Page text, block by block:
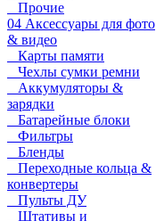
Прочие
04 Аксессуары для фото
& видео
Карты памяти
Чехлы сумки ремни
Аккумуляторы &
зарядки
Батарейные блоки
Фильтры
Бленды
Переходные кольца &
конвертеры
Пульты ДУ
Штативы и